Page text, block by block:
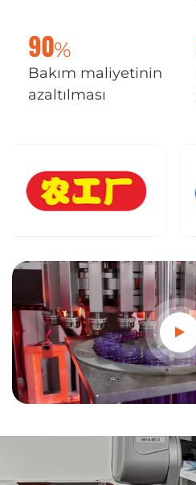
90%
Bakım maliyetinin
azaltılması